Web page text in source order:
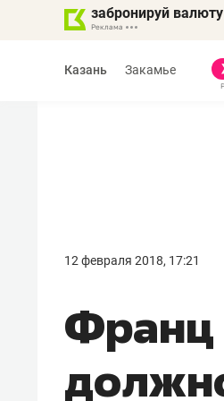
забронируй валюту
Казань Закамье
12 февраля 2018, 17:21
Франц